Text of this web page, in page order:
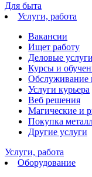
Для быта
Услуги, работа
Вакансии
Ищет работу
Деловые услуги
Курсы и
Обслуживание
Услуги курьера
Веб решения
Магические и
Покупка
Другие услуги
Услуги, работа
Оборудование